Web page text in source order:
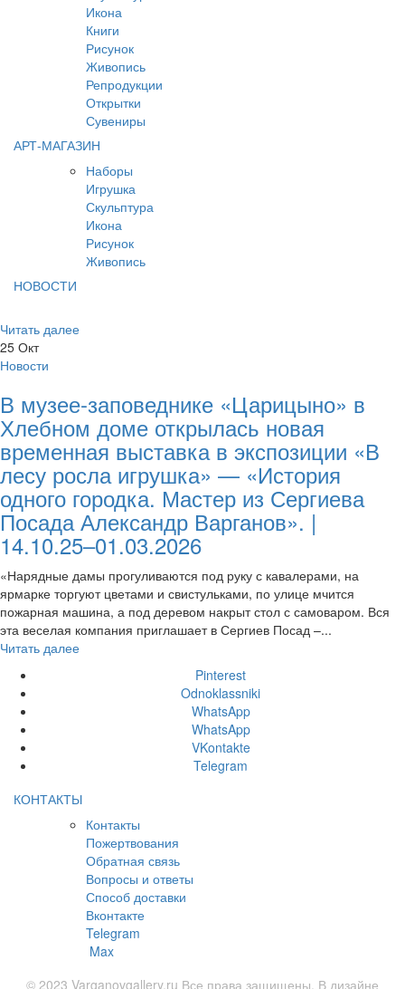
Икона
Книги
Рисунок
Живопись
Репродукции
Открытки
Сувениры
АРТ-МАГАЗИН
Наборы
Игрушка
Скульптура
Икона
Рисунок
Живопись
НОВОСТИ
Читать далее
25 Окт
Новости
В музее-заповеднике «Царицыно» в
Хлебном доме открылась новая
временная выставка в экспозиции «В
лесу росла игрушка» — «История
одного городка. Мастер из Сергиева
Посада Александр Варганов». |
14.10.25–01.03.2026
«Нарядные дамы прогуливаются под руку с кавалерами, на
ярмарке торгуют цветами и свистульками, по улице мчится
пожарная машина, а под деревом накрыт стол с самоваром. Вся
эта веселая компания приглашает в Сергиев Посад –...
Читать далее
Pinterest
Odnoklassniki
WhatsApp
WhatsApp
VKontakte
Telegram
КОНТАКТЫ
Контакты
Пожертвования
Обратная связь
Вопросы и ответы
Способ доставки
Вконтакте
Telegram
Max
© 2023 Varganovgallery.ru Все права защищены. В дизайне